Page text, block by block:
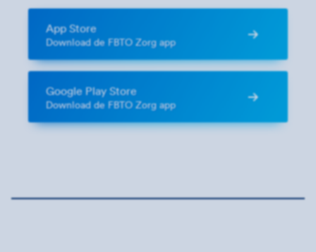
App Store
Download de FBTO Zorg app
Google Play Store
Download de FBTO Zorg app